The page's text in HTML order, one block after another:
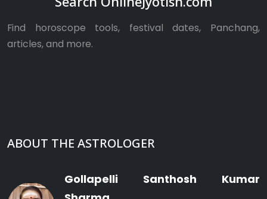
Search OnlineJyotish.com
Find horoscope tools, festival dates, Panchang,
articles, and more.
ABOUT THE ASTROLOGER
Gollapelli Santhosh Kumar